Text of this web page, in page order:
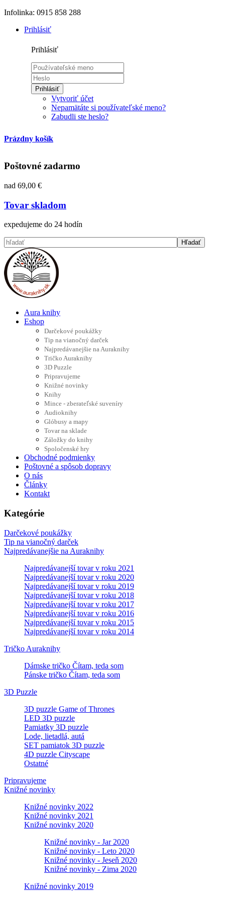
Infolinka: 0915 858 288
Prihlásiť
Prihlásiť
Prihlásiť
Vytvoriť účet
Nepamätáte si používateľské meno?
Zabudli ste heslo?
Prázdny košík
Poštovné zadarmo
nad 69,00 €
Tovar skladom
expedujeme do 24 hodín
Aura knihy
Eshop
Darčekové poukážky
Tip na vianočný darček
Najpredávanejšie na Auraknihy
Tričko Auraknihy
3D Puzzle
Pripravujeme
Knižné novinky
Knihy
Mince - zberateľské suveníry
Audioknihy
Glóbusy a mapy
Tovar na sklade
Záložky do knihy
Spoločenské hry
Obchodné podmienky
Poštovné a spôsob dopravy
O nás
Články
Kontakt
Kategórie
Darčekové poukážky
Tip na vianočný darček
Najpredávanejšie na Auraknihy
Najpredávanejší tovar v roku 2021
Najpredávanejší tovar v roku 2020
Najpredávanejší tovar v roku 2019
Najpredávanejší tovar v roku 2018
Najpredávanejší tovar v roku 2017
Najpredávanejší tovar v roku 2016
Najpredávanejší tovar v roku 2015
Najpredávanejší tovar v roku 2014
Tričko Auraknihy
Dámske tričko Čítam, teda som
Pánske tričko Čítam, teda som
3D Puzzle
3D puzzle Game of Thrones
LED 3D puzzle
Pamiatky 3D puzzle
Lode, lietadlá, autá
SET pamiatok 3D puzzle
4D puzzle Cityscape
Ostatné
Pripravujeme
Knižné novinky
Knižné novinky 2022
Knižné novinky 2021
Knižné novinky 2020
Knižné novinky - Jar 2020
Knižné novinky - Leto 2020
Knižné novinky - Jeseň 2020
Knižné novinky - Zima 2020
Knižné novinky 2019